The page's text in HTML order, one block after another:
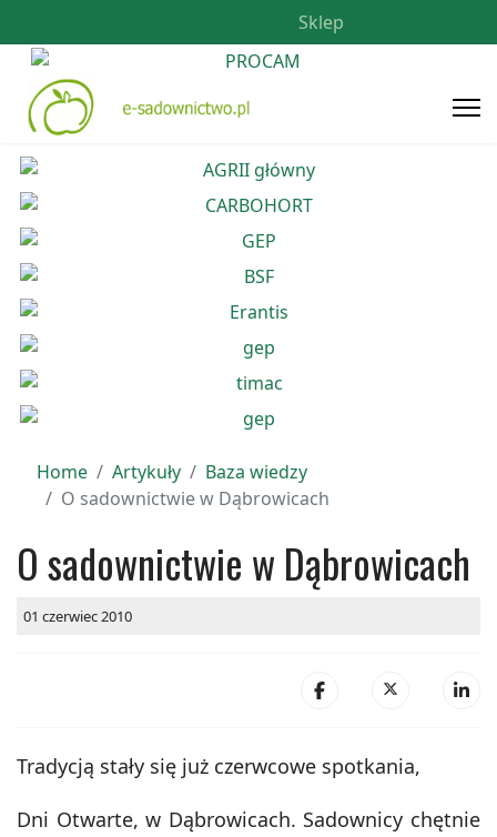
Sklep
Home Artykuły
Baza wiedzy
O sadownictwie w Dąbrowicach
O sadownictwie w Dąbrowicach
01 czerwiec 2010
Tradycją stały się już czerwcowe spotkania,
Dni Otwarte, w Dąbrowicach. Sadownicy chętnie